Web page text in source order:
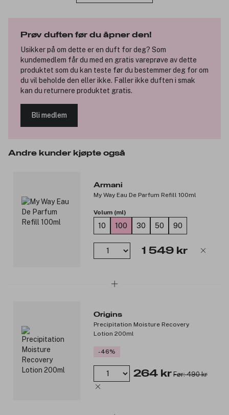
fylden av tuberose absolute. Den varme sensualiteten til
duftspor.
Den livlige, fruktige energien til My Way Eau de Parfum Ylang er
innkapslet i en strålende, juvellignende korallfarget flaske.
Produktnummer:3316478
Prøv duften før du åpner den!
Usikker på om dette er en duft for deg? Som
kundemedlem får du med en gratis vareprøve av dette
produktet som du kan teste før du bestemmer deg for om
du vil beholde den eller ikke. Faller ikke duften i smak
kan du returnere produktet gratis.
Bli medlem
Andre kunder kjøpte også
Armani
My Way Eau De Parfum Refill 100ml
Volum (ml)
10 100 30 50 90
1 549 kr
Origins
Precipitation Moisture Recovery
Lotion 200ml
-46%
264 kr Før: 490 kr